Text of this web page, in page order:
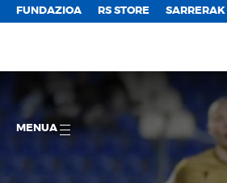
FUNDAZIOA RS STORE SARRERAK
MENUA